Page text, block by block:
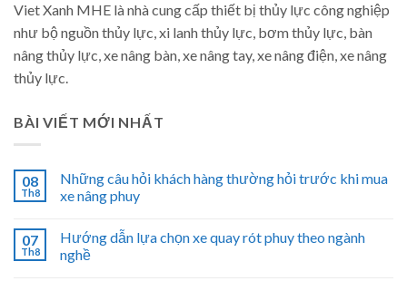
Viet Xanh MHE là nhà cung cấp thiết bị thủy lực công nghiệp
như bộ nguồn thủy lực, xi lanh thủy lực, bơm thủy lực, bàn
nâng thủy lực, xe nâng bàn, xe nâng tay, xe nâng điện, xe nâng
thủy lực.
BÀI VIẾT MỚI NHẤT
08
Th8
Những câu hỏi khách hàng thường hỏi trước khi mua
xe nâng phuy
07
Th8
Hướng dẫn lựa chọn xe quay rót phuy theo ngành
nghề